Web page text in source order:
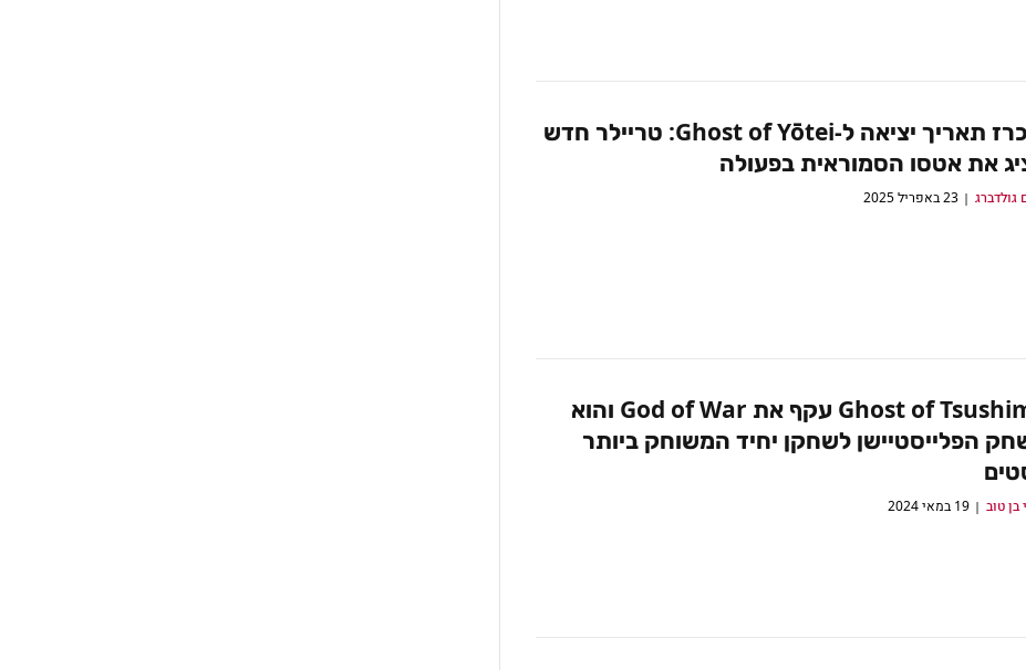
הוכרז תאריך יציאה ל-Ghost of Yōtei: טריילר חדש
את אטסו הסמוראית בפעולה
גולדברג 23 באפריל 2025
Ghost of Tsushima עקף את God of War והוא
הפלייסטיישן לשחקן יחיד המשוחק ביותר
בן טוב 19 במאי 2024